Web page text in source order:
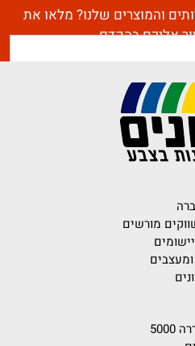
והמוצרים שלנו? מלאו את
אליכם בהקדם
מורשים